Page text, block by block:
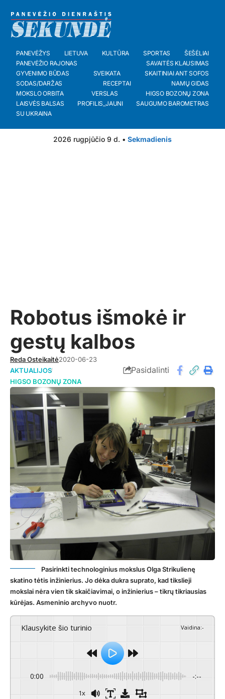
PANEVĖŽYS LIETUVA KULTŪRA SPORTAS
ŠEŠĖLIAI
PANEVĖŽIO RAJONAS
SAVAITĖS KLAUSIMAS
GYVENIMO BŪDAS
SVEIKATA
SKAITINIAI ANT SOFOS
SODAS/DARŽAS
RECEPTAI
NAMŲ GIDAS
MOKSLO ORBITA
VERSLAS
HIGSO BOZONŲ ZONA
LAISVĖS BALSAS
PROFILIS_JAUNI
SAUGUMO BAROMETRAS
SU UKRAINA
2026 rugpjūčio 9 d. • Sekmadienis
Robotus išmokė ir
gestų kalbos
Reda Osteikaitė2020-06-23
AKTUALIJOS
HIGSO BOZONŲ ZONA
Pasidalinti
Pasirinkti technologinius mokslus Olga Strikulienę
skatino tėtis inžinierius. Jo dėka dukra suprato, kad tikslieji
mokslai nėra vien tik skaičiavimai, o inžinierius – tikrų tikriausias
kūrėjas. Asmeninio archyvo nuotr.
Klausykite šio turinio Vaidina:-
0:00 -:--
1x